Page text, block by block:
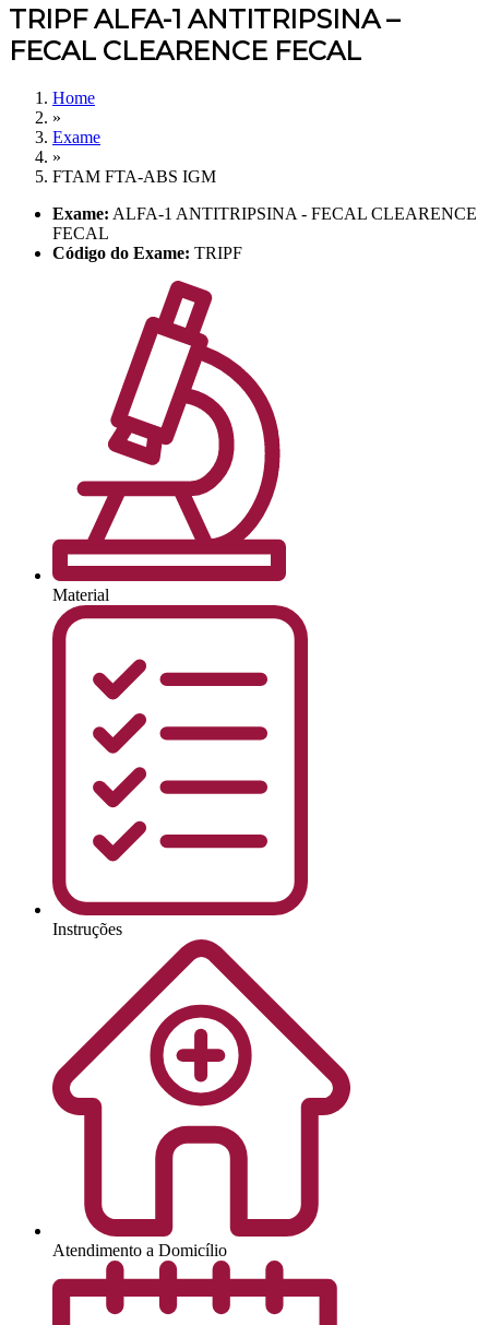
TRIPF ALFA-1 ANTITRIPSINA –
FECAL CLEARENCE FECAL
Home
»
Exame
»
FTAM FTA-ABS IGM
Exame: ALFA-1 ANTITRIPSINA - FECAL CLEARENCE
FECAL
Código do Exame: TRIPF
Material
Instruções
Atendimento a Domicílio